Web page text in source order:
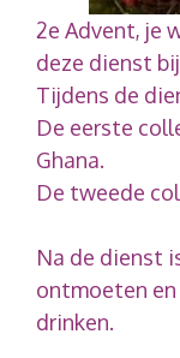
2e Advent, je
deze dienst
Tijdens de
De eerste
Ghana.
De tweede
Na de dienst
ontmoeten
drinken.